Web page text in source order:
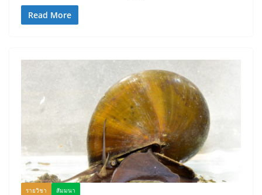
Read More
รายวิชา สัมมนา